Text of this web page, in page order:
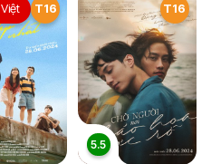
T16 T16